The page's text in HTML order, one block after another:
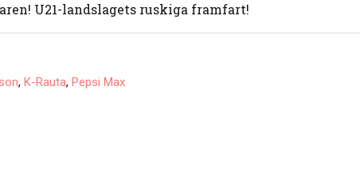
U21-landslagets ruskiga framfart!
, K-Rauta, Pepsi Max